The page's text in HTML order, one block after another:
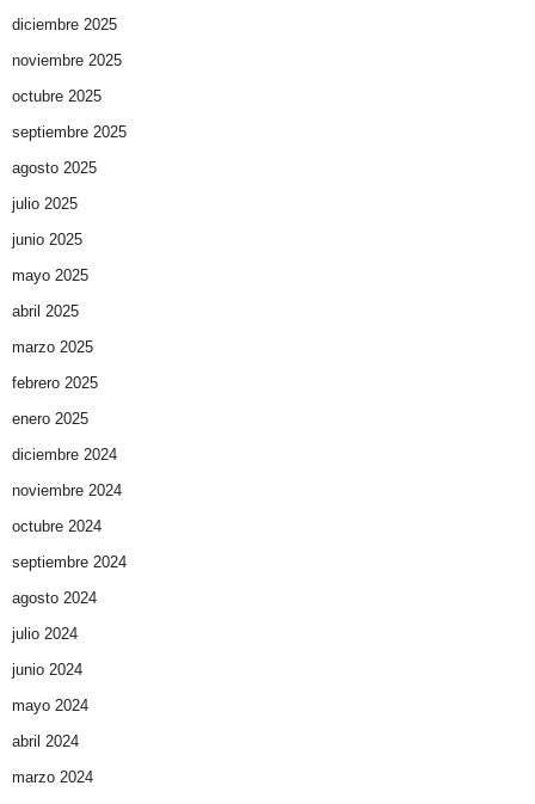
diciembre 2025
noviembre 2025
octubre 2025
septiembre 2025
agosto 2025
julio 2025
junio 2025
mayo 2025
abril 2025
marzo 2025
febrero 2025
enero 2025
diciembre 2024
noviembre 2024
octubre 2024
septiembre 2024
agosto 2024
julio 2024
junio 2024
mayo 2024
abril 2024
marzo 2024